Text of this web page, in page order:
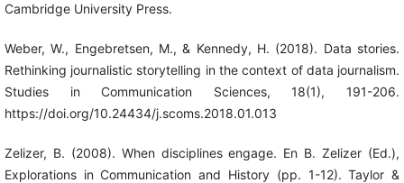
Cambridge University Press.
Weber, W., Engebretsen, M., & Kennedy, H. (2018). Data stories.
Rethinking journalistic storytelling in the context of data journalism.
Studies in Communication Sciences, 18(1), 191-206.
https://doi.org/10.24434/j.scoms.2018.01.013
Zelizer, B. (2008). When disciplines engage. En B. Zelizer (Ed.),
Explorations in Communication and History (pp. 1-12). Taylor &